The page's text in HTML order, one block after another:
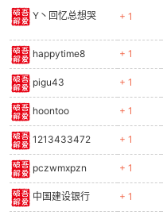
jie.
cn
Y丶回忆总想哭 + 1
happytime8 + 1
pigu43 + 1
hoontoo + 1
1213433472 + 1
pczwmxpzn + 1
中国建设银行 + 1